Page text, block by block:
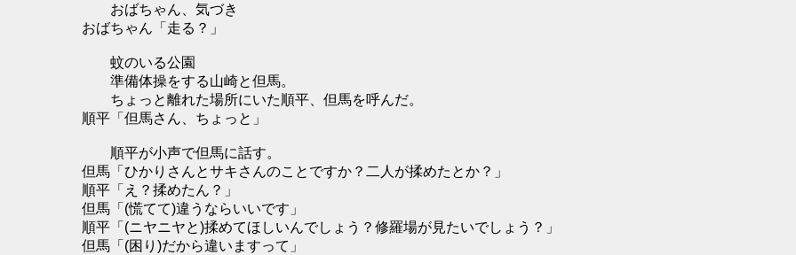
おばちゃん、気づき
おばちゃん「走る？」
蚊のいる公園
準備体操をする山崎と但馬。
ちょっと離れた場所にいた順平、但馬を呼んだ。
順平「但馬さん、ちょっと」
順平が小声で但馬に話す。
但馬「ひかりさんとサキさんのことですか？二人が揉めたとか？」
順平「え？揉めたん？」
但馬「(慌てて)違うならいいです」
順平「(ニヤニヤと)揉めてほしいんでしょう？修羅場が見たいでしょう？」
但馬「(困り)だから違いますって」